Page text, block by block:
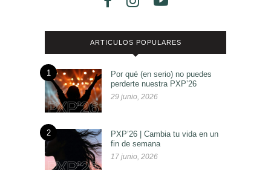
ARTICULOS POPULARES
1
Por qué (en serio) no puedes
perderte nuestra PXP’26
29 junio, 2026
2
PXP’26 | Cambia tu vida en un
fin de semana
17 junio, 2026